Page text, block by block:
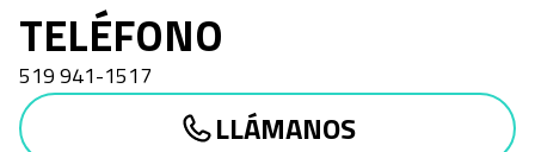
TELÉFONO
519 941-1517
LLÁMANOS